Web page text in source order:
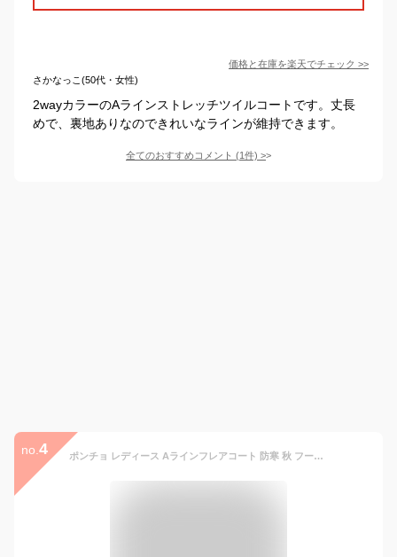
価格と在庫を楽天でチェック >>
さかなっこ(50代・女性)
2wayカラーのAラインストレッチツイルコートです。丈長
めで、裏地ありなのできれいなラインが維持できます。
全てのおすすめコメント (1件) >
no. 4 ポンチョ レディース Aラインフレアコート 防寒 秋 フード ヨーロッパ 可愛い ストール 雨 毛布 暖かい 授乳 ケープ ウール 春 部屋着 冬 人気 アウトドア 大人 コート 綿 アウター マント レイン ニット トップス ブランド レインコート お洒落 コーデ 袖なし